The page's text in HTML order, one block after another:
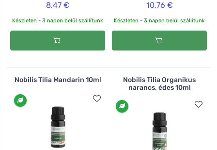
8,47 €
Készleten - 3 napon belül szállítunk
10,76 €
Készleten - 3 napon belül szállítunk
Nobilis Tilia Mandarin 10ml
Nobilis Tilia Organikus
narancs, édes 10ml